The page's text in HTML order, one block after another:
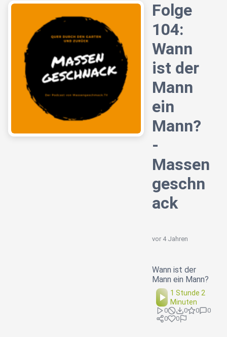
Folge
104:
Wann
ist der
Mann
ein
Mann?
-
Massen
geschn
ack
vor 4 Jahren
Wann ist der
Mann ein Mann?
1 Stunde 2
Minuten
0 0 0
0
0
0